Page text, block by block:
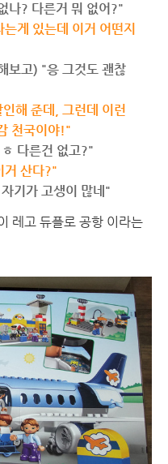
나? 다른거 뭐 없어?"
게 있는데 이거 어떤지
보고) "응 그것도 괜찮
해 준데, 그런데 이런
천국이야!"
다른건 없고?"
거 산다?"
기가 고생이 많네"
레고 듀플로 공항 이라는